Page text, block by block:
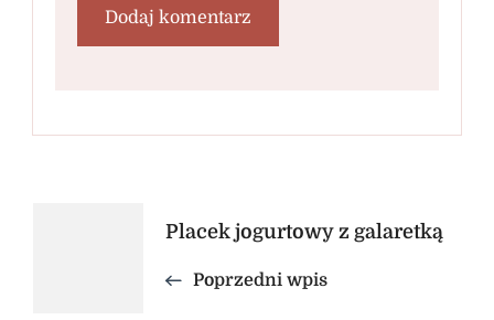
NawigacjaPlacek jogurtowy z galaretką
Poprzedni wpis